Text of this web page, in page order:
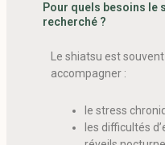
Pour quels besoins le
recherché ?
Le shiatsu est
accompagner :
le stress
les difficultés